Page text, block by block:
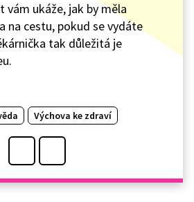
vám ukáže, jak by měla
na cestu, pokud se vydáte
tak důležitá je
Výchova ke zdraví